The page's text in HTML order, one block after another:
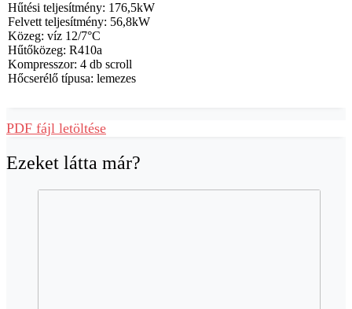
Hűtési teljesítmény: 176,5kW
Felvett teljesítmény: 56,8kW
Közeg: víz 12/7°C
Hűtőközeg: R410a
Kompresszor: 4 db scroll
Hőcserélő típusa: lemezes
PDF fájl letöltése
Ezeket látta már?